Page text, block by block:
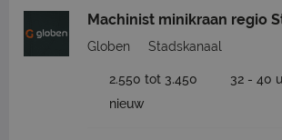
Machinist minikraan regio
Globen Stadskanaal
2.550 tot 3.450 32 - 40
nieuw